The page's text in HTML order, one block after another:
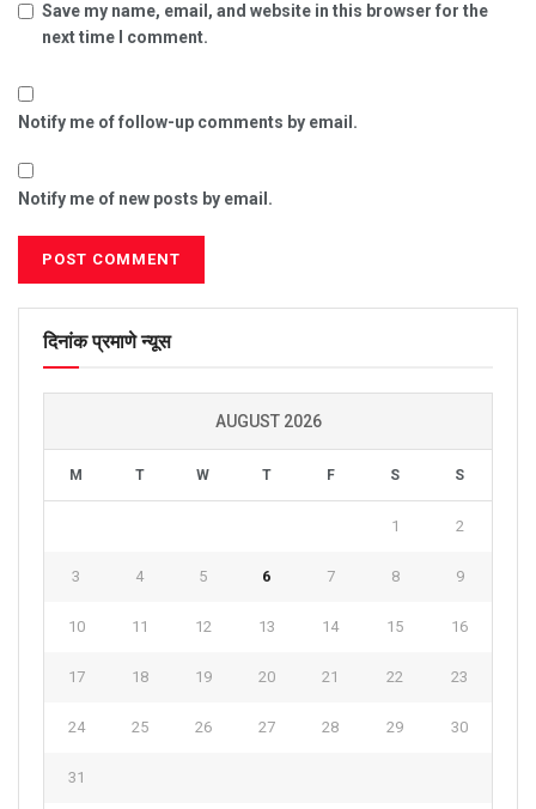
Save my name, email, and website in this browser for the
next time I comment.
Notify me of follow-up comments by email.
Notify me of new posts by email.
दिनांक प्रमाणे न्यूस
AUGUST 2026
M T W T F S S
1 2
3 4 5 6 7 8 9
10 11 12 13 14 15 16
17 18 19 20 21 22 23
24 25 26 27 28 29 30
31